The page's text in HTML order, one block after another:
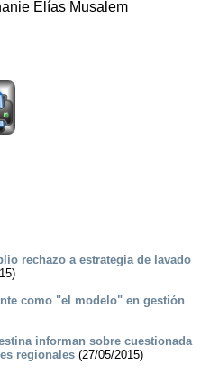
Elías Musalem
rechazo a estrategia de lavado
como "el modelo" en gestión
informan sobre cuestionada
regionales (27/05/2015)